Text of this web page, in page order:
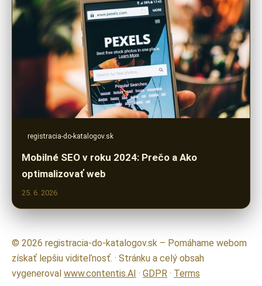
registracia-do-katalogov.sk
Mobilné SEO v roku 2024: Prečo a Ako
optimalizovať web
25. 6. 2026
© 2026 registracia-do-katalogov.sk – Pomáhame webom
získať lepšiu viditeľnosť. · Stránku a celý obsah
vygeneroval www.contentis.AI · GDPR · Terms